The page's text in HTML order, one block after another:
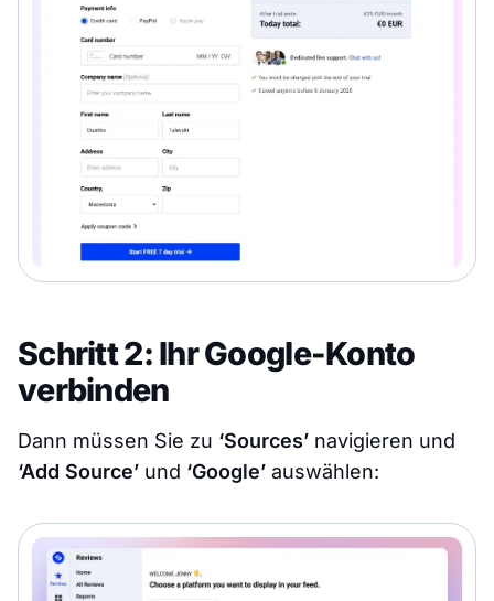
Schritt 2: Ihr Google-Konto
verbinden
Dann müssen Sie zu ‘Sources’ navigieren und
‘Add Source’ und ‘Google’ auswählen: